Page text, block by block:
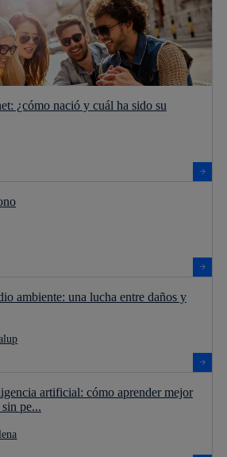
¿cómo nació y cuál ha sido su
ambiente: una lucha entre daños y
artificial: cómo aprender mejor
pe...